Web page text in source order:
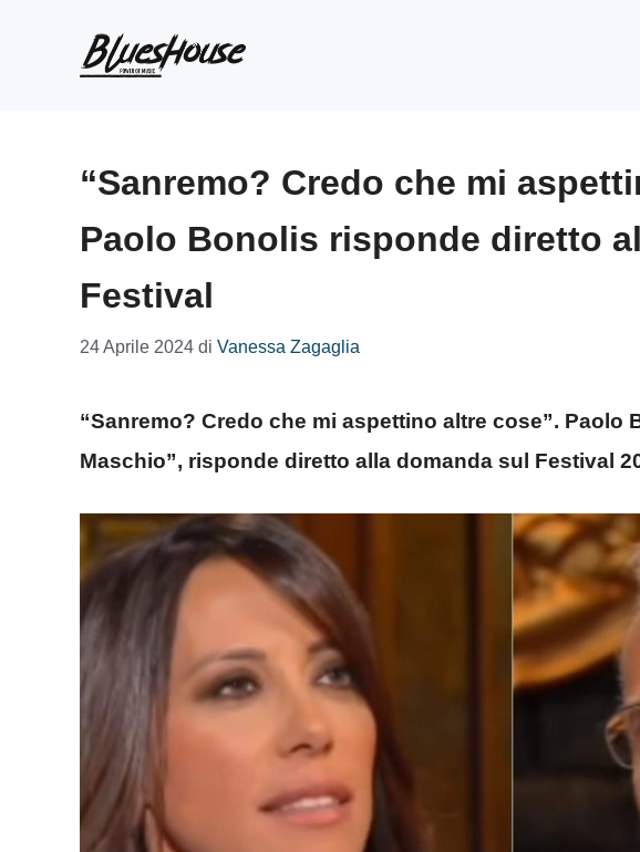
“Sanremo? Credo che mi
Paolo Bonolis risponde diretto
Festival
24 Aprile 2024 di Vanessa Zagaglia
“Sanremo? Credo che mi aspettino altre cose”. Paolo
Maschio”, risponde diretto alla domanda sul Festival